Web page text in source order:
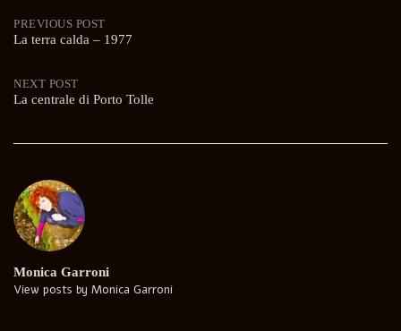
Post
PREVIOUS POST
La terra calda – 1977
NEXT POST
La centrale di Porto Tolle
Monica Garroni
View posts by Monica Garroni